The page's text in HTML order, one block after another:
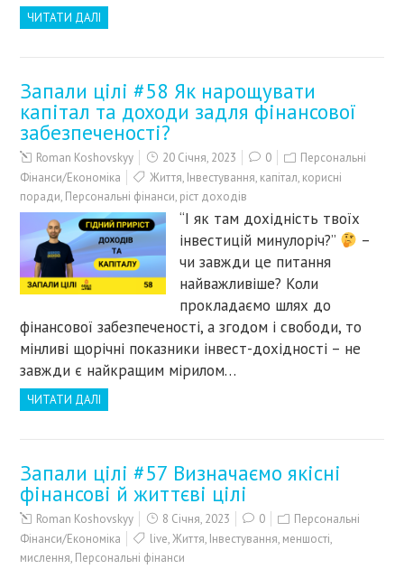
ЧИТАТИ ДАЛІ
Запали цілі #58 Як нарощувати
капітал та доходи задля фінансової
забезпеченості?
Roman Koshovskyy 20 Січня, 2023 0
Персональні
Фінанси/Економіка
Життя, Інвестування, капітал, корисні
поради, Персональні фінанси, ріст доходів
“І як там дохідність твоїх
інвестицій минулоріч?”
–
чи завжди це питання
найважливіше? Коли
прокладаємо шлях до
фінансової забезпеченості, а згодом і свободи, то
мінливі щорічні показники інвест-дохідності – не
завжди є найкращим мірилом…
ЧИТАТИ ДАЛІ
Запали цілі #57 Визначаємо якісні
фінансові й життєві цілі
Roman Koshovskyy 8 Січня, 2023 0
Персональні
Фінанси/Економіка
live,Життя, Інвестування, меншості,
мислення, Персональні фінанси